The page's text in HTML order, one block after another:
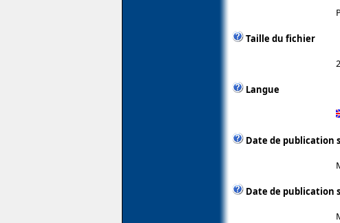
Taille du fichier
Langue
Date de publication
Date de publication